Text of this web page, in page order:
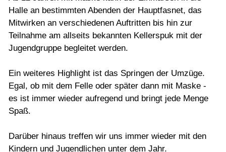
Halle an bestimmten Abenden der Hauptfasnet, das
Mitwirken an verschiedenen Auftritten bis hin zur
Teilnahme am allseits bekannten Kellerspuk mit der
Jugendgruppe begleitet werden.
Ein weiteres Highlight ist das Springen der Umzüge.
Egal, ob mit dem Felle oder später dann mit Maske -
es ist immer wieder aufregend und bringt jede Menge
Spaß.
Darüber hinaus treffen wir uns immer wieder mit den
Kindern und Jugendlichen unter dem Jahr.